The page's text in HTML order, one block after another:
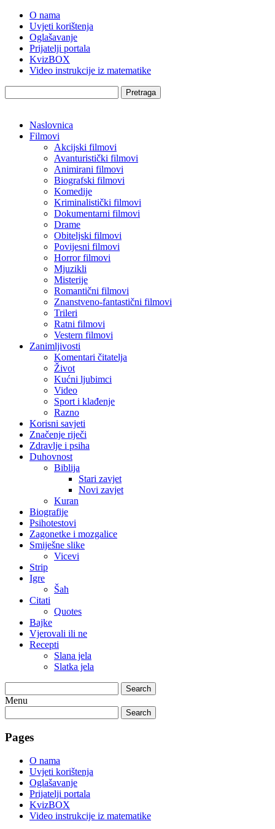
O nama
Uvjeti korištenja
Oglašavanje
Prijatelji portala
KvizBOX
Video instrukcije iz matematike
Pretraga
Naslovnica
Filmovi
Akcijski filmovi
Avanturistički filmovi
Animirani filmovi
Biografski filmovi
Komedije
Kriminalistički filmovi
Dokumentarni filmovi
Drame
Obiteljski filmovi
Povijesni filmovi
Horror filmovi
Mjuzikli
Misterije
Romantični filmovi
Znanstveno-fantastični filmovi
Trileri
Ratni filmovi
Vestern filmovi
Zanimljivosti
Komentari čitatelja
Život
Kućni ljubimci
Video
Sport i klađenje
Razno
Korisni savjeti
Značenje riječi
Zdravlje i psiha
Duhovnost
Biblija
Stari zavjet
Novi zavjet
Kuran
Biografije
Psihotestovi
Zagonetke i mozgalice
Smiješne slike
Vicevi
Strip
Igre
Šah
Citati
Quotes
Bajke
Vjerovali ili ne
Recepti
Slana jela
Slatka jela
Search
Menu
Search
Pages
O nama
Uvjeti korištenja
Oglašavanje
Prijatelji portala
KvizBOX
Video instrukcije iz matematike